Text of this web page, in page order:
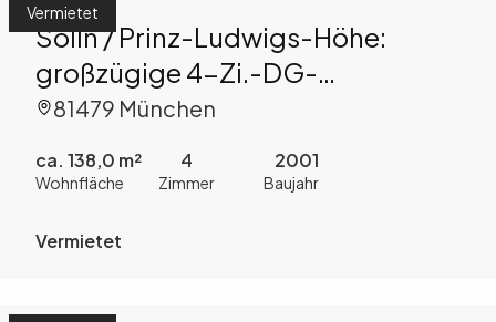
Vermietet
Solln / Prinz-Ludwigs-Höhe:
großzügige 4-Zi.-DG-
Maisonette-Whg. mit West-
81479 München
ca. 138,0 m²
Wohnfläche
4
Zimmer
2001
Baujahr
Vermietet